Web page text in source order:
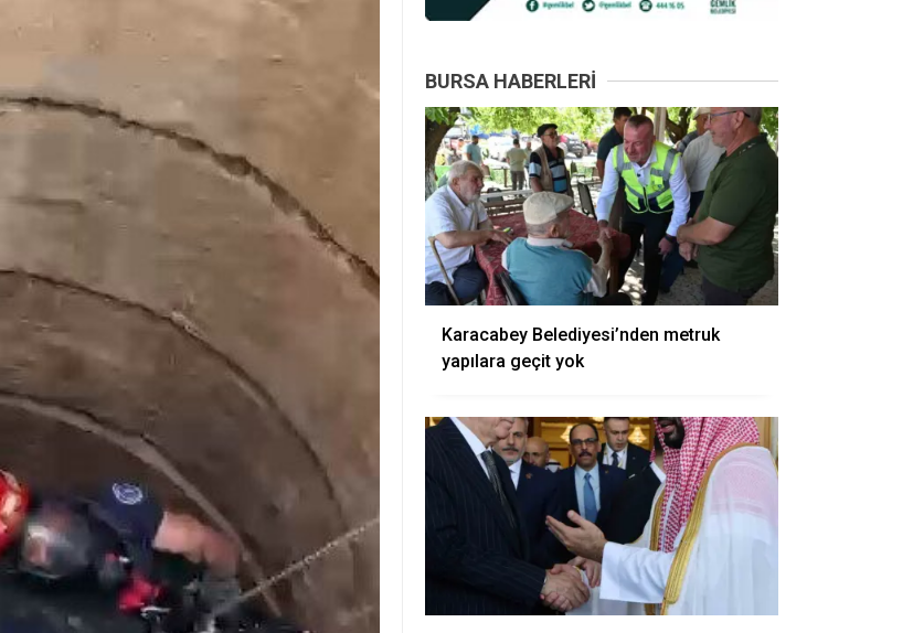
BURSA HABERLERI
Karacabey Belediyesi’nden metruk
yapılara geçit yok